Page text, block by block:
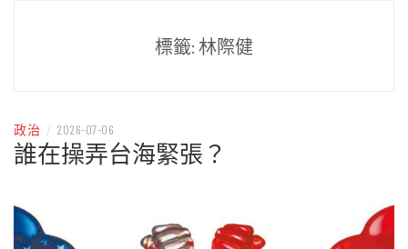
標籤: 林際健
政治 / 2026-07-06
誰在操弄台海緊張？